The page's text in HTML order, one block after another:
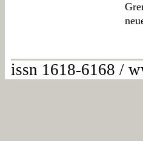
issn 1618-6168 /